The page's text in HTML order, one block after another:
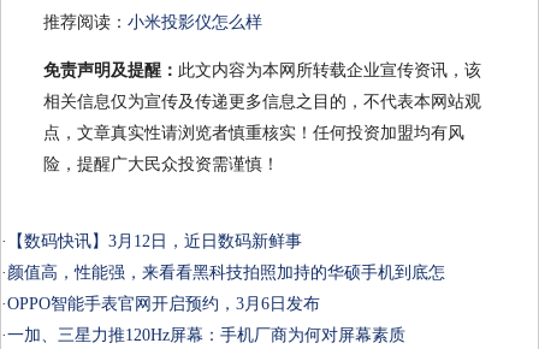
推荐阅读： 小米投影仪怎么样
免责声明及提醒： 此文内容为本网所转载企业宣传资讯，该
相关信息仅为宣传及传递更多信息之目的，不代表本网站观
点，文章真实性请浏览者慎重核实！任何投资加盟均有风
险，提醒广大民众投资需谨慎！
·
【数码快讯】3月12日，近日数码新鲜事
· 颜值高，性能强，来看看黑科技拍照加持的华硕手机到底怎
·OPPO智能手表官网开启预约，3月6日发布
·一加、三星力推120Hz屏幕：手机厂商为何对屏幕素质